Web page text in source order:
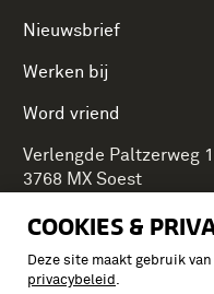
COOKIES &
Deze site maakt gebruik
privacybeleid .
Nieuwsbrief
Werken bij
Word vriend
Verlengde Paltzerweg 1
3768 MX Soest
Onderdeel van